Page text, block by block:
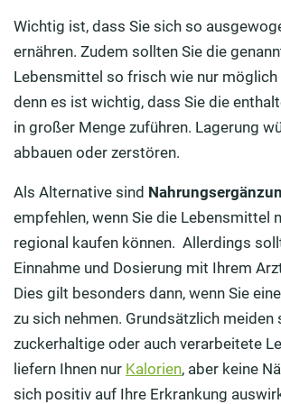
Wichtig ist, dass Sie sich so
ernähren. Zudem sollten Sie die
Lebensmittel so frisch wie nur möglich
denn es ist wichtig, dass Sie die
in großer Menge zuführen. Lagerung
abbauen oder zerstören.
Als Alternative sind
empfehlen, wenn Sie die Lebensmittel
regional kaufen können. ­ Allerdings
Einnahme und Dosierung mit Ihrem
Dies gilt besonders dann, wenn Sie
zu sich nehmen. Grundsätzlich meiden
zuckerhaltige oder auch verarbeitete
liefern Ihnen nur Kalo­rien, aber keine
sich positiv auf Ihre ­Erkrankung